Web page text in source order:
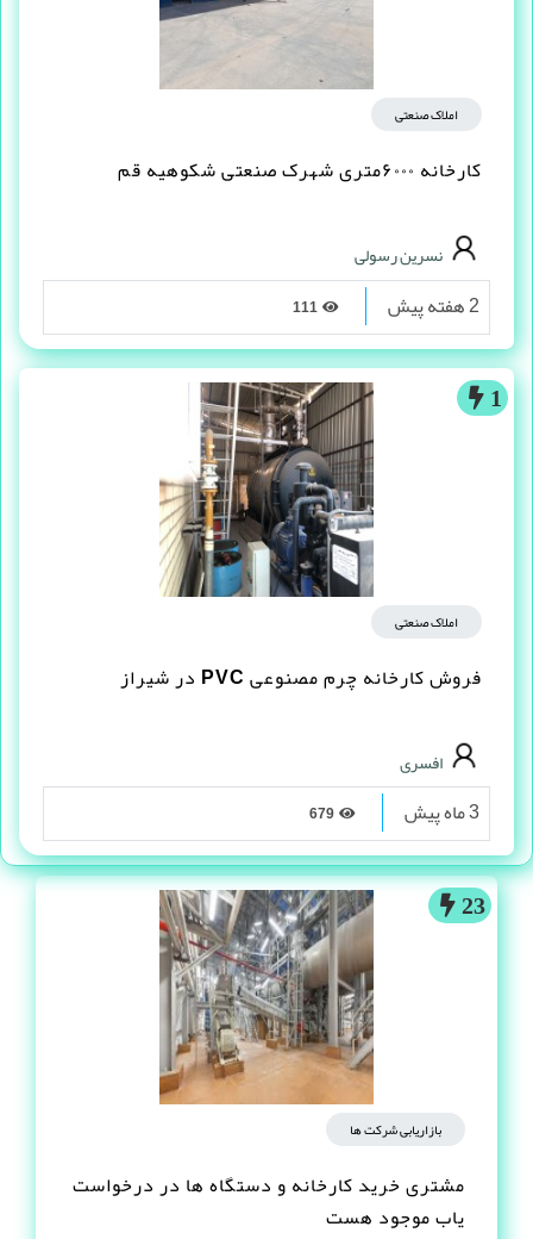
23
بازاریابی شرکت ها
مشتری خرید کارخانه و دستگاه ها در درخواست
یاب موجود هست
املاک صنعتی
کارخانه ۶۰۰۰متری شهرک صنعتی شکوهیه قم
نسرین رسولی
2 هفته پیش
1
املاک صنعتی
فروش کارخانه چرم مصنوعى PVC در شیراز
افسری
3 ماه پیش